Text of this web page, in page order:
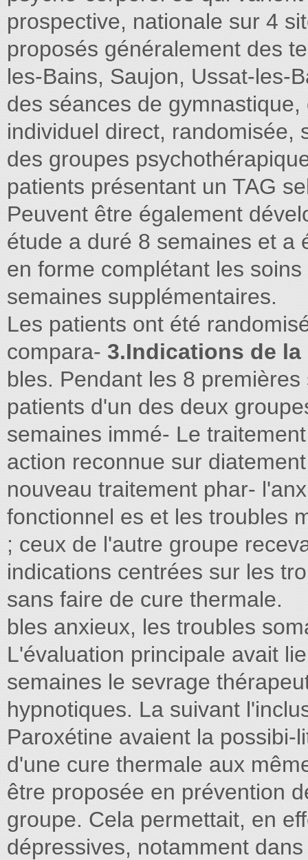
prospective, nationale sur 4
proposés généralement des
les-Bains, Saujon, Ussat-les-
des séances de
individuel direct, randomisée,
des groupes
patients présentant un TAG
Peuvent être également
étude a duré 8 semaines et a
en forme complétant les
semaines supplémentaires.
Les patients ont été
compara- 3.Indications de
bles. Pendant les 8
patients d'un des deux
semaines immé- Le
action reconnue sur
nouveau traitement phar-
fonctionnel es et les troubles
; ceux de l'autre groupe
indications centrées sur les
sans faire de cure thermale.
bles anxieux, les troubles
L'évaluation principale avait
semaines le sevrage
hypnotiques. La suivant
Paroxétine avaient la possibi-
d'une cure thermale aux
être proposée en prévention
groupe. Cela permettait, en
dépressives, notamment